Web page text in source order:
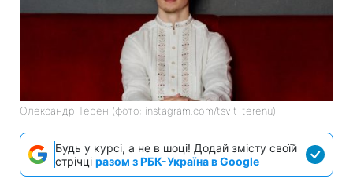
Олександр Терен (фото: instagram.com/tsvit_terenu)
Будь у курсі, а не в шоці! Додай змісту своїй
стрічці разом з РБК-Україна в Google